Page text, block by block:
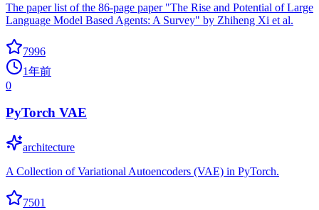
The paper list of the 86-page paper "The Rise and Potential of Large
Language Model Based Agents: A Survey" by Zhiheng Xi et al.
7996
1年前
0
PyTorch VAE
architecture
A Collection of Variational Autoencoders (VAE) in PyTorch.
7501